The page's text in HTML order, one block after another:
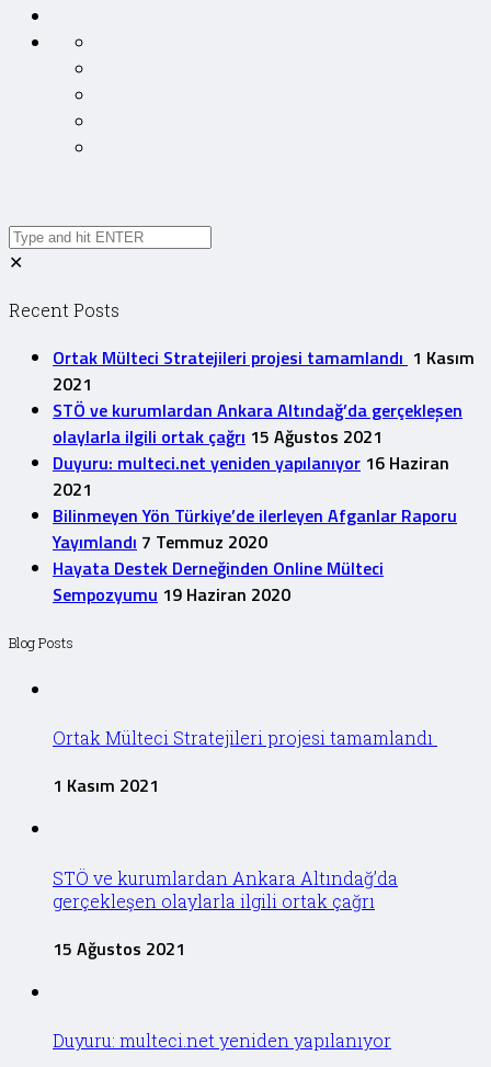
✕
Recent Posts
Ortak Mülteci Stratejileri projesi tamamlandı 1 Kasım
2021
STÖ ve kurumlardan Ankara Altındağ’da gerçekleşen
olaylarla ilgili ortak çağrı 15 Ağustos 2021
Duyuru: multeci.net yeniden yapılanıyor 16 Haziran
2021
Bilinmeyen Yön Türkiye’de ilerleyen Afganlar Raporu
Yayımlandı 7 Temmuz 2020
Hayata Destek Derneğinden Online Mülteci
Sempozyumu 19 Haziran 2020
Blog Posts
Ortak Mülteci Stratejileri projesi tamamlandı
1 Kasım 2021
STÖ ve kurumlardan Ankara Altındağ’da
gerçekleşen olaylarla ilgili ortak çağrı
15 Ağustos 2021
Duyuru: multeci.net yeniden yapılanıyor